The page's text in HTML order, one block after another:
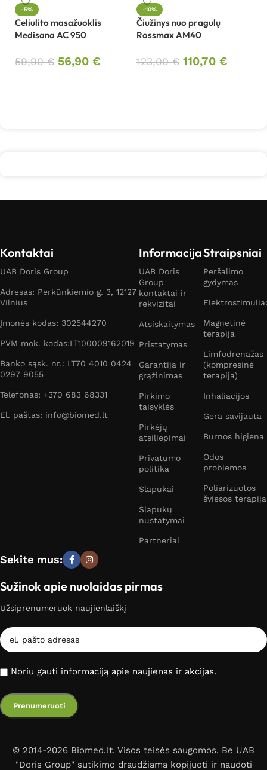
-5%
Celiulito masažuoklis
Medisana AC 950
59,90€ 56,90 €
-10%
Čiužinys nuo pragulų
Rossmax AM40
123,00€ 110,70 €
Kontaktai
UAB Doris Group
Adresas: Perkūnkiemio g. 3, 12127
Vilnius
Įmonės kodas: 302544270
PVM mok. kodas:LT100009162019
Banko sąsk. nr.: LT70 4010 0424
0297 9055
Telefonas: +370 683 68331
El. paštas: info@biomed.lt
Informacija
UAB Doris
Group
kontaktai ir
rekvizitai
Atsiskaitymas
Pristatymas
Garantija ir
grąžinimas
Pirkimo
taisyklės
Pirkėjų
atsiliepimai
Privatumo
politika
Slapukai
Slapukų
nustatymai
Partneriai
Straipsniai
Peršalimo
gydymas
Magnetinė
terapija
Limfodrenažas
(kompresinė
terapija)
Inhaliacijos
Gera savijauta
Burnos higiena
Odos
problemos
Poliarizuotos
šviesos terapija
Sekite mus:
Sužinok apie nuolaidas pirmas
Užsiprenumeruok naujienlaiškį
Noriu gauti informaciją apie naujienas ir akcijas.
© 2014-2026 Biomed.lt. Visos teisės saugomos. Be UAB
"Doris Group" sutikimo draudžiama kopijuoti ir naudoti